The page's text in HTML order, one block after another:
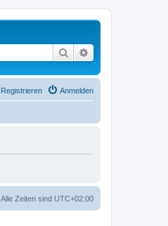
Suche
Anmelden
Registrieren
Alle Zeiten sind UTC+02:00